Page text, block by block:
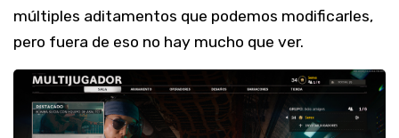
múltiples aditamentos que podemos modificarles,
pero fuera de eso no hay mucho que ver.